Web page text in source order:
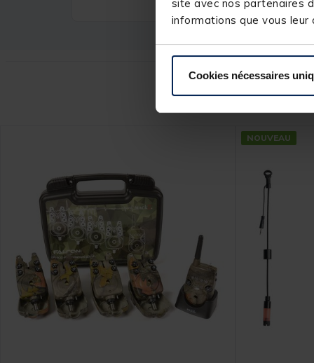
site avec nos partenaires
informations que vous
Cookies nécessaires
NOUVEAU